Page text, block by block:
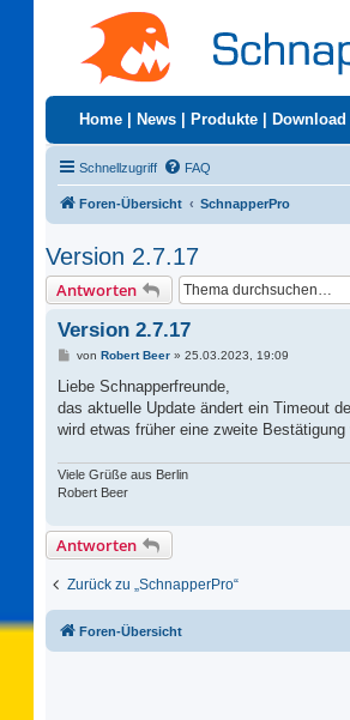
Home News Produkte Download
Schnellzugriff FAQ
Foren-Übersicht SchnapperPro
Version 2.7.17
Antworten
Version 2.7.17
B
i
r
a
von Robert Beer» 25.03.2023, 19:09
Liebe Schnapperfreunde,
das aktuelle Update ändert ein Timeout
wird etwas früher eine zweite Bestätigung
Viele Grüße aus Berlin
Robert Beer
Antworten
Zurück zu „SchnapperPro“
Foren-Übersicht